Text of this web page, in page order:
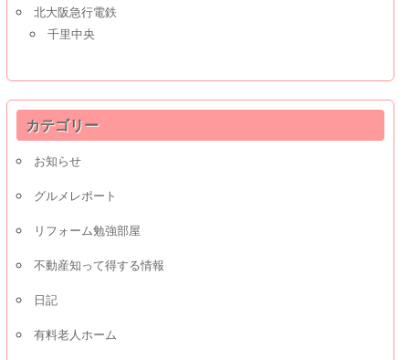
北大阪急行電鉄
千里中央
カテゴリー
お知らせ
グルメレポート
リフォーム勉強部屋
不動産知って得する情報
日記
有料老人ホーム